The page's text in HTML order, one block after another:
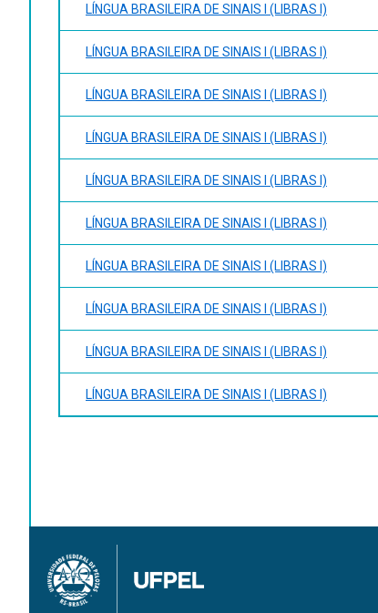
LÍNGUA BRASILEIRA DE SINAIS I (LIBRAS I)
LÍNGUA BRASILEIRA DE SINAIS I (LIBRAS I)
LÍNGUA BRASILEIRA DE SINAIS I (LIBRAS I)
LÍNGUA BRASILEIRA DE SINAIS I (LIBRAS I)
LÍNGUA BRASILEIRA DE SINAIS I (LIBRAS I)
LÍNGUA BRASILEIRA DE SINAIS I (LIBRAS I)
LÍNGUA BRASILEIRA DE SINAIS I (LIBRAS I)
LÍNGUA BRASILEIRA DE SINAIS I (LIBRAS I)
LÍNGUA BRASILEIRA DE SINAIS I (LIBRAS I)
LÍNGUA BRASILEIRA DE SINAIS I (LIBRAS I)